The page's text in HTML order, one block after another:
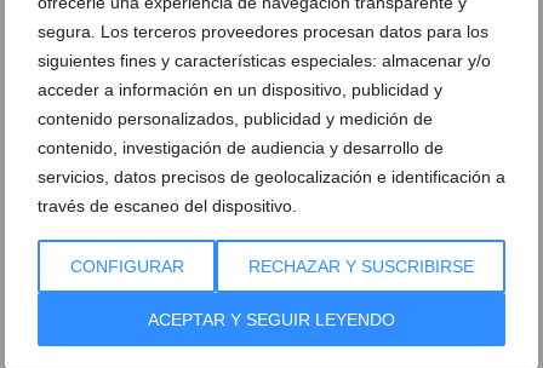
segura. Los terceros proveedores procesan datos para los
siguientes fines y características especiales: almacenar y/o
acceder a información en un dispositivo, publicidad y
contenido personalizados, publicidad y medición de
contenido, investigación de audiencia y desarrollo de
servicios, datos precisos de geolocalización e identificación a
través de escaneo del dispositivo.
CONFIGURAR RECHAZAR Y SUSCRIBIRSE
ACEPTAR Y SEGUIR LEYENDO
Bronco enfrentamiento en el pleno de Dénia por la
norma contra la prostitución